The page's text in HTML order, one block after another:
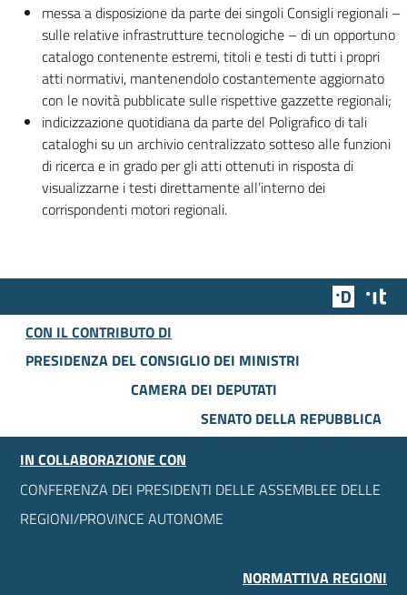
messa a disposizione da parte dei singoli Consigli regionali –
sulle relative infrastrutture tecnologiche – di un opportuno
catalogo contenente estremi, titoli e testi di tutti i propri
atti normativi, mantenendolo costantemente aggiornato
con le novità pubblicate sulle rispettive gazzette regionali;
indicizzazione quotidiana da parte del Poligrafico di tali
cataloghi su un archivio centralizzato sotteso alle funzioni
di ricerca e in grado per gli atti ottenuti in risposta di
visualizzarne i testi direttamente all’interno dei
corrispondenti motori regionali.
Team
CON IL CONTRIBUTO DI
PRESIDENZA DEL CONSIGLIO DEI MINISTRI
CAMERA DEI DEPUTATI
SENATO DELLA REPUBBLICA
IN COLLABORAZIONE CON
CONFERENZA DEI PRESIDENTI DELLE ASSEMBLEE DELLE
REGIONI/PROVINCE AUTONOME
NORMATTIVA REGIONI